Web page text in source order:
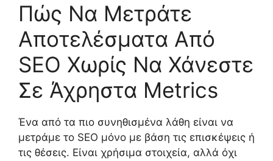
Πώς Να Μετράτε
Αποτελέσματα Από
SEO Χωρίς Να Χάνεστε
Σε Άχρηστα Metrics
Ένα από τα πιο συνηθισμένα λάθη είναι να
μετράμε το SEO μόνο με βάση τις επισκέψεις ή
τις θέσεις. Είναι χρήσιμα στοιχεία, αλλά όχι